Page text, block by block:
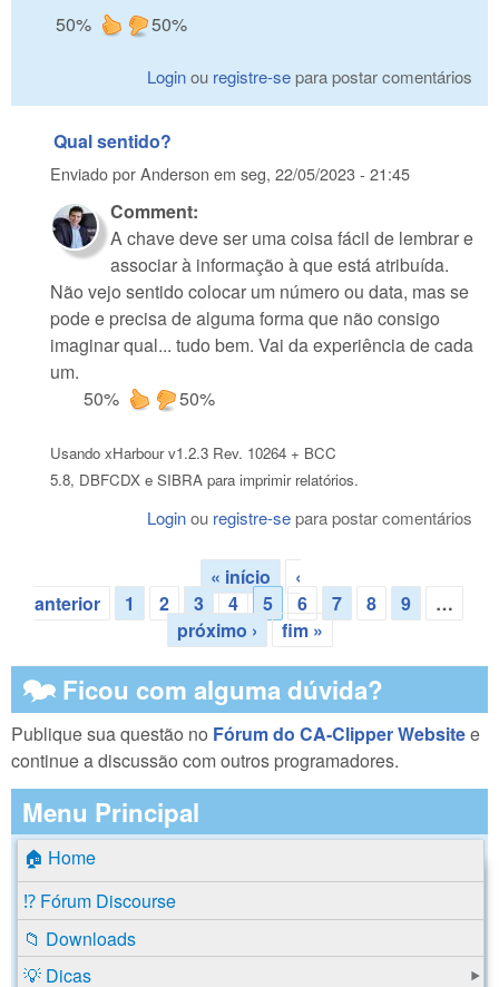
50%
50%
Loginou registre-separa postar comentários
Qual sentido?
Enviado porAnderson em seg, 22/05/2023 - 21:45
Comment:
A chave deve ser uma coisa fácil de lembrar e
associar à informação à que está atribuída.
Não vejo sentido colocar um número ou data, mas se
pode e precisa de alguma forma que não consigo
imaginar qual... tudo bem. Vai da experiência de cada
um.
50%
50%
Usando xHarbour v1.2.3 Rev. 10264 + BCC
5.8, DBFCDX e SIBRA para imprimir relatórios.
Loginou registre-separa postar comentários
Páginas
« início
‹
anterior
1 2 3 4 5 6 7 8 9
…
próximo ›
fim »
🗫 Ficou com alguma dúvida?
Publique sua questão no Fórum do CA-Clipper Websitee
continue a discussão com outros programadores.
Menu Principal
🏠 Home
⁉️ Fórum Discourse
📁 Downloads
💡 Dicas